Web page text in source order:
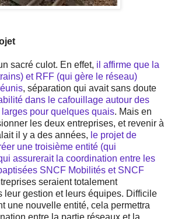
sacré culot. En effet, il affirme que la
et RFF (qui gère le réseau)
, séparation qui avait sans doute
dans le cafouillage autour des
pour quelques quais. Mais en
les deux entreprises, et revenir à
il y a des années, le projet de
une troisième entité (qui
assurerait la coordination entre les
SNCF Mobilités et SNCF
seraient totalement
leur gestion et leurs équipes. Difficile
une nouvelle entité, cela permettra